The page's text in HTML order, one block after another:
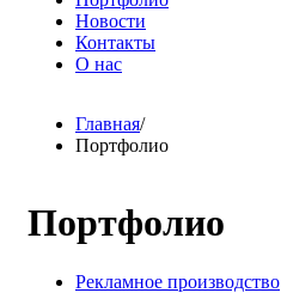
Новости
Контакты
О нас
Главная/
Портфолио
Портфолио
Рекламное производство